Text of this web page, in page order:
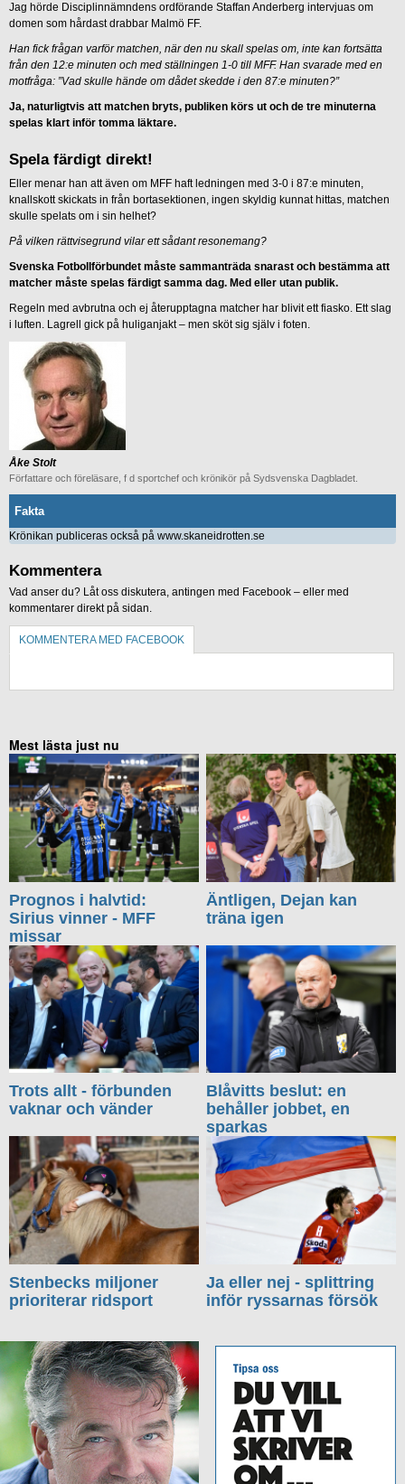
Jag hörde Disciplinnämndens ordförande Staffan Anderberg intervjuas om
domen som hårdast drabbar Malmö FF.
Han fick frågan varför matchen, när den nu skall spelas om, inte kan fortsätta
från den 12:e minuten och med ställningen 1-0 till MFF. Han svarade med en
motfråga: ”Vad skulle hände om dådet skedde i den 87:e minuten?”
Ja, naturligtvis att matchen bryts, publiken körs ut och de tre minuterna
spelas klart inför tomma läktare.
Spela färdigt direkt!
Eller menar han att även om MFF haft ledningen med 3-0 i 87:e minuten,
knallskott skickats in från bortasektionen, ingen skyldig kunnat hittas, matchen
skulle spelats om i sin helhet?
På vilken rättvisegrund vilar ett sådant resonemang?
Svenska Fotbollförbundet måste sammanträda snarast och bestämma att
matcher måste spelas färdigt samma dag. Med eller utan publik.
Regeln med avbrutna och ej återupptagna matcher har blivit ett fiasko. Ett slag
i luften. Lagrell gick på huliganjakt – men sköt sig själv i foten.
Åke Stolt
Författare och föreläsare, f d sportchef och krönikör på Sydsvenska Dagbladet.
Fakta
Krönikan publiceras också på www.skaneidrotten.se
Kommentera
Vad anser du? Låt oss diskutera, antingen med Facebook – eller med
kommentarer direkt på sidan.
KOMMENTERA MED FACEBOOK
Mest lästa just nu
Prognos i halvtid:
Sirius vinner - MFF
missar
Äntligen, Dejan kan
träna igen
Trots allt - förbunden
vaknar och vänder
Blåvitts beslut: en
behåller jobbet, en
sparkas
Stenbecks miljoner
prioriterar ridsport
Ja eller nej - splittring
inför ryssarnas försök